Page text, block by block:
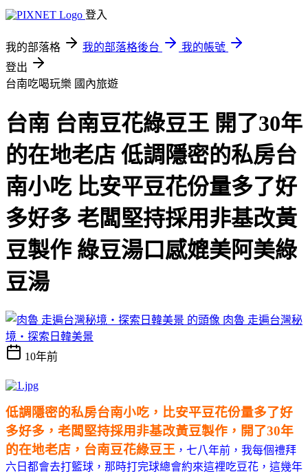
登入
我的部落格 我的部落格後台
我的帳號
登出
台南吃喝玩樂 國內旅遊
台南 台南豆花綠豆王 開了30年
的在地老店 低調隱密的私房台
南小吃 比安平豆花份量多了好
多好多 老闆堅持採用非基改黃
豆製作 綠豆湯口感媲美阿美綠
豆湯
肉魯 走遍台灣秘
境・探索日韓美景
10年前
低調隱密的私房台南小吃，比安平豆花份量多了好
多好多，老闆堅持採用非基改黃豆製作，開了30年
的在地老店，台南豆花綠豆王 ，七八年前，我每個禮拜
六日都會去打籃球，那時打完球總會約來這裡吃豆花，這幾年